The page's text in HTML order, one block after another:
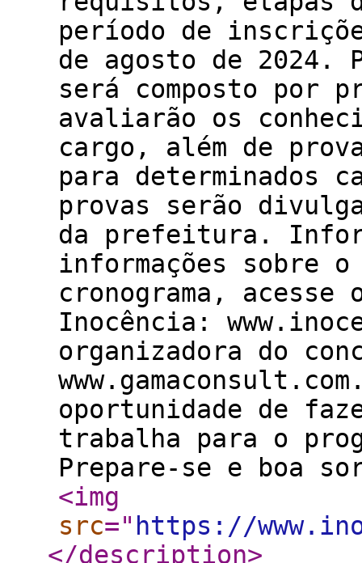
período de
de agosto de 2024.
será composto por
avaliarão os
cargo, além de
para determinados
provas serão
da prefeitura.
informações sobre
cronograma,
Inocência:
organizadora do
oportunidade de
trabalha para o
Prepare-se e boa
<img
src=" https://
</description>